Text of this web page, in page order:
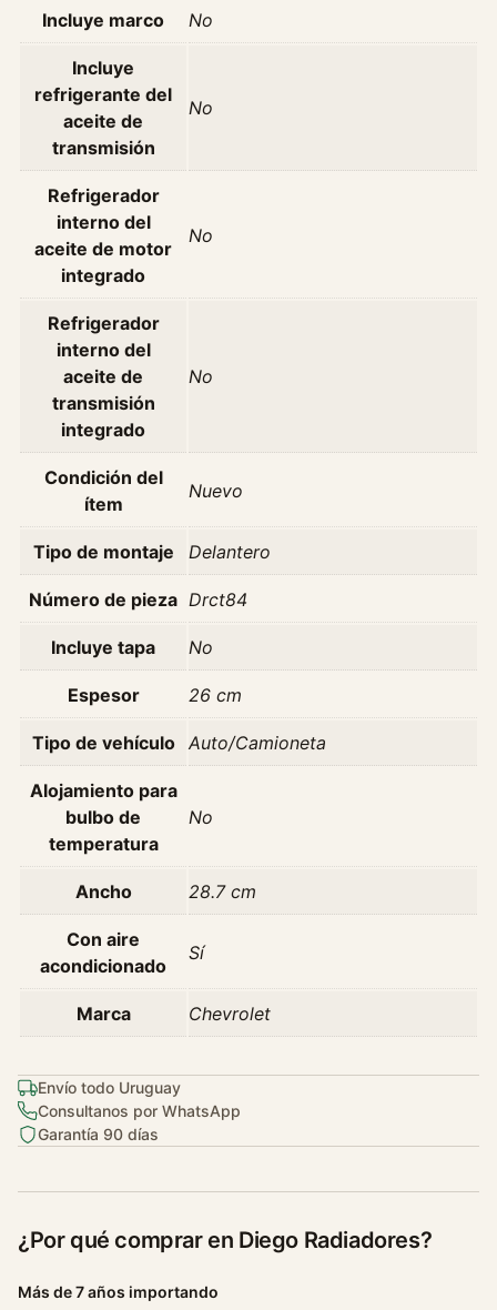
Incluye marco No
Incluye
refrigerante del
aceite de
transmisión
No
Refrigerador
interno del
aceite de motor
integrado
No
Refrigerador
interno del
aceite de
transmisión
integrado
No
Condición del
ítem
Nuevo
Tipo de montaje Delantero
Número de pieza Drct84
Incluye tapa No
Espesor 26 cm
Tipo de vehículo Auto/Camioneta
Alojamiento para
bulbo de
temperatura
No
Ancho 28.7 cm
Con aire
acondicionado
Sí
Marca Chevrolet
Envío todo Uruguay
Consultanos por WhatsApp
Garantía 90 días
¿Por qué comprar en Diego Radiadores?
Más de 7 años importando